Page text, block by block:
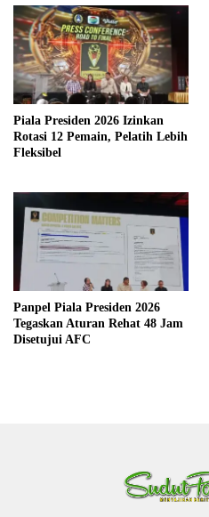
Piala Presiden 2026 Izinkan
Rotasi 12 Pemain, Pelatih Lebih
Fleksibel
Panpel Piala Presiden 2026
Tegaskan Aturan Rehat 48 Jam
Disetujui AFC